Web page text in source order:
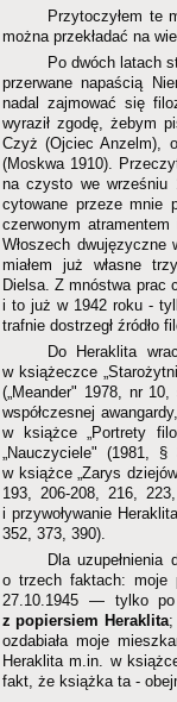
Przytoczyłem te
można przekładać na
Po dwóch latach
przerwane napaścią
nadal zajmować się
wyraził zgodę, żebym
Czyż (Ojciec Anzelm),
(Moskwa 1910).
na czysto we wrześniu
cytowane przeze mnie
czerwonym
Włoszech
miałem już własne
Dielsa. Z mnóstwa prac
i to już w 1942 roku -
trafnie dostrzegł źródło
Do Heraklita
w książeczce
(„Meander" 1978, nr
współczesnej
w książce „Portrety
„Nauczyciele" (1981,
w książce „Zarys
193, 206-208, 216,
i przywoływanie
352, 373, 390).
Dla
o trzech faktach: moje
27.10.1945 — tylko
z popiersiem Heraklita;
ozdabiała moje
Heraklita m.in. w
fakt, że książka ta -